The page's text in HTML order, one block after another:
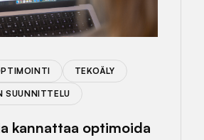
TEKOÄLY
SUUNNITTELU
kannattaa optimoida